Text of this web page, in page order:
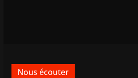
Nous écouter